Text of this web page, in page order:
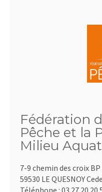
Fédération
Pêche et la
Milieu
7-9 chemin des croix BP
59530 LE QUESNOY
Téléphone :